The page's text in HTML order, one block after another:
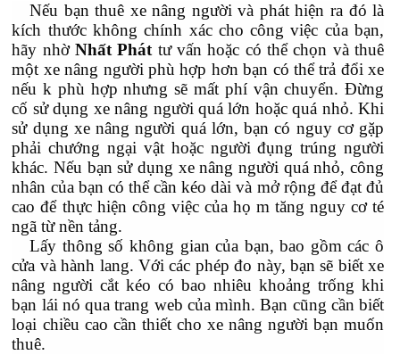
Nếu bạn thuê xe nâng người và phát hiện ra đó là
kích thước không chính xác cho công việc của bạn,
hãy nhờNhất Pháttư vấn hoặc có thể chọn và thuê
một xe nâng người phù hợp hơn bạn có thể trả đổi xe
nếu k phù hợp nhưng sẽ mất phí vận chuyển. Đừng
cố sử dụng xe nâng người quá lớn hoặc quá nhỏ. Khi
sử dụng xe nâng người quá lớn, bạn có nguy cơ gặp
phải chướng ngại vật hoặc người đụng trúng người
khác. Nếu bạn sử dụng xe nâng người quá nhỏ, công
nhân của bạn có thể cần kéo dài và mở rộng để đạt đủ
cao để thực hiện công việc của họ m tăng nguy cơ té
ngã từ nền tảng.
Lấy thông số không gian của bạn, bao gồm các ô
cửa và hành lang. Với các phép đo này, bạn sẽ biết xe
nâng người cắt kéo có bao nhiêu khoảng trống khi
bạn lái nó qua trang web của mình. Bạn cũng cần biết
loại chiều cao cần thiết cho xe nâng người bạn muốn
thuê.